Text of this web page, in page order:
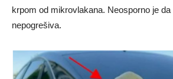
krpom od mikrovlakana. Neosporno je
nepogrešiva.